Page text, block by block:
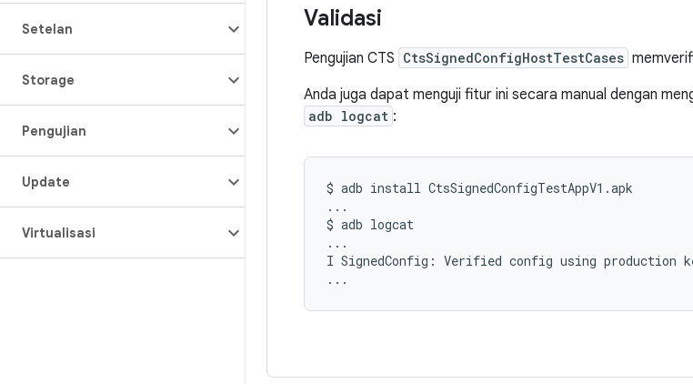
Setelan
Storage
Pengujian
Update
Virtualisasi
Validasi
Pengujian CTS CtsSignedConfigHostTestCases
Anda juga dapat menguji fitur ini secara manual dengan
adb logcat :
$ adb install CtsSignedConfigTestAppV1.apk
...
$ adb logcat
...
I SignedConfig: Verified config using production